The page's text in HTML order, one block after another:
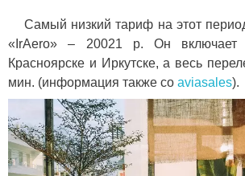
Самый низкий тариф на этот
«IrAero» – 20021 р. Он включает
Красноярске и Иркутске, а весь
мин. (информация также со aviasales).